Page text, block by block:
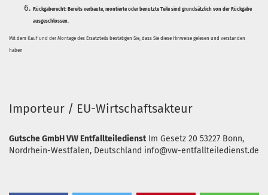
Rückgaberecht: Bereits verbaute, montierte oder benutzte Teile sind grundsätzlich von der Rückgabe
ausgeschlossen.
Mit dem Kauf und der Montage des Ersatzteils bestätigen Sie, dass Sie diese Hinweise gelesen und verstanden
haben
Importeur / EU-Wirtschaftsakteur
Gutsche GmbH VW Entfallteiledienst Im Gesetz 20 53227 Bonn,
Nordrhein-Westfalen, Deutschland info@vw-entfallteiledienst.de